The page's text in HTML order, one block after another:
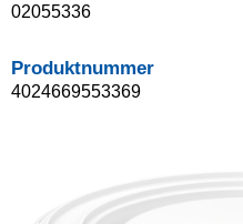
02055336
Produktnummer
4024669553369